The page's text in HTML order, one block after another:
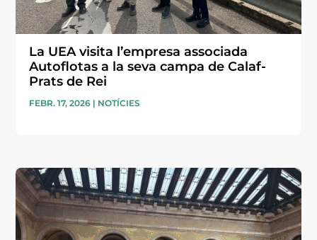
La UEA visita l’empresa associada
Autoflotas a la seva campa de Calaf-
Prats de Rei
FEBR. 17, 2026 | NOTÍCIES